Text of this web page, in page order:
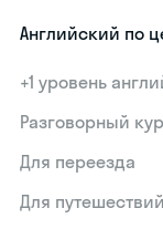
Английский по
+1 уровень
Разговорный
Для переезда
Для путешествий